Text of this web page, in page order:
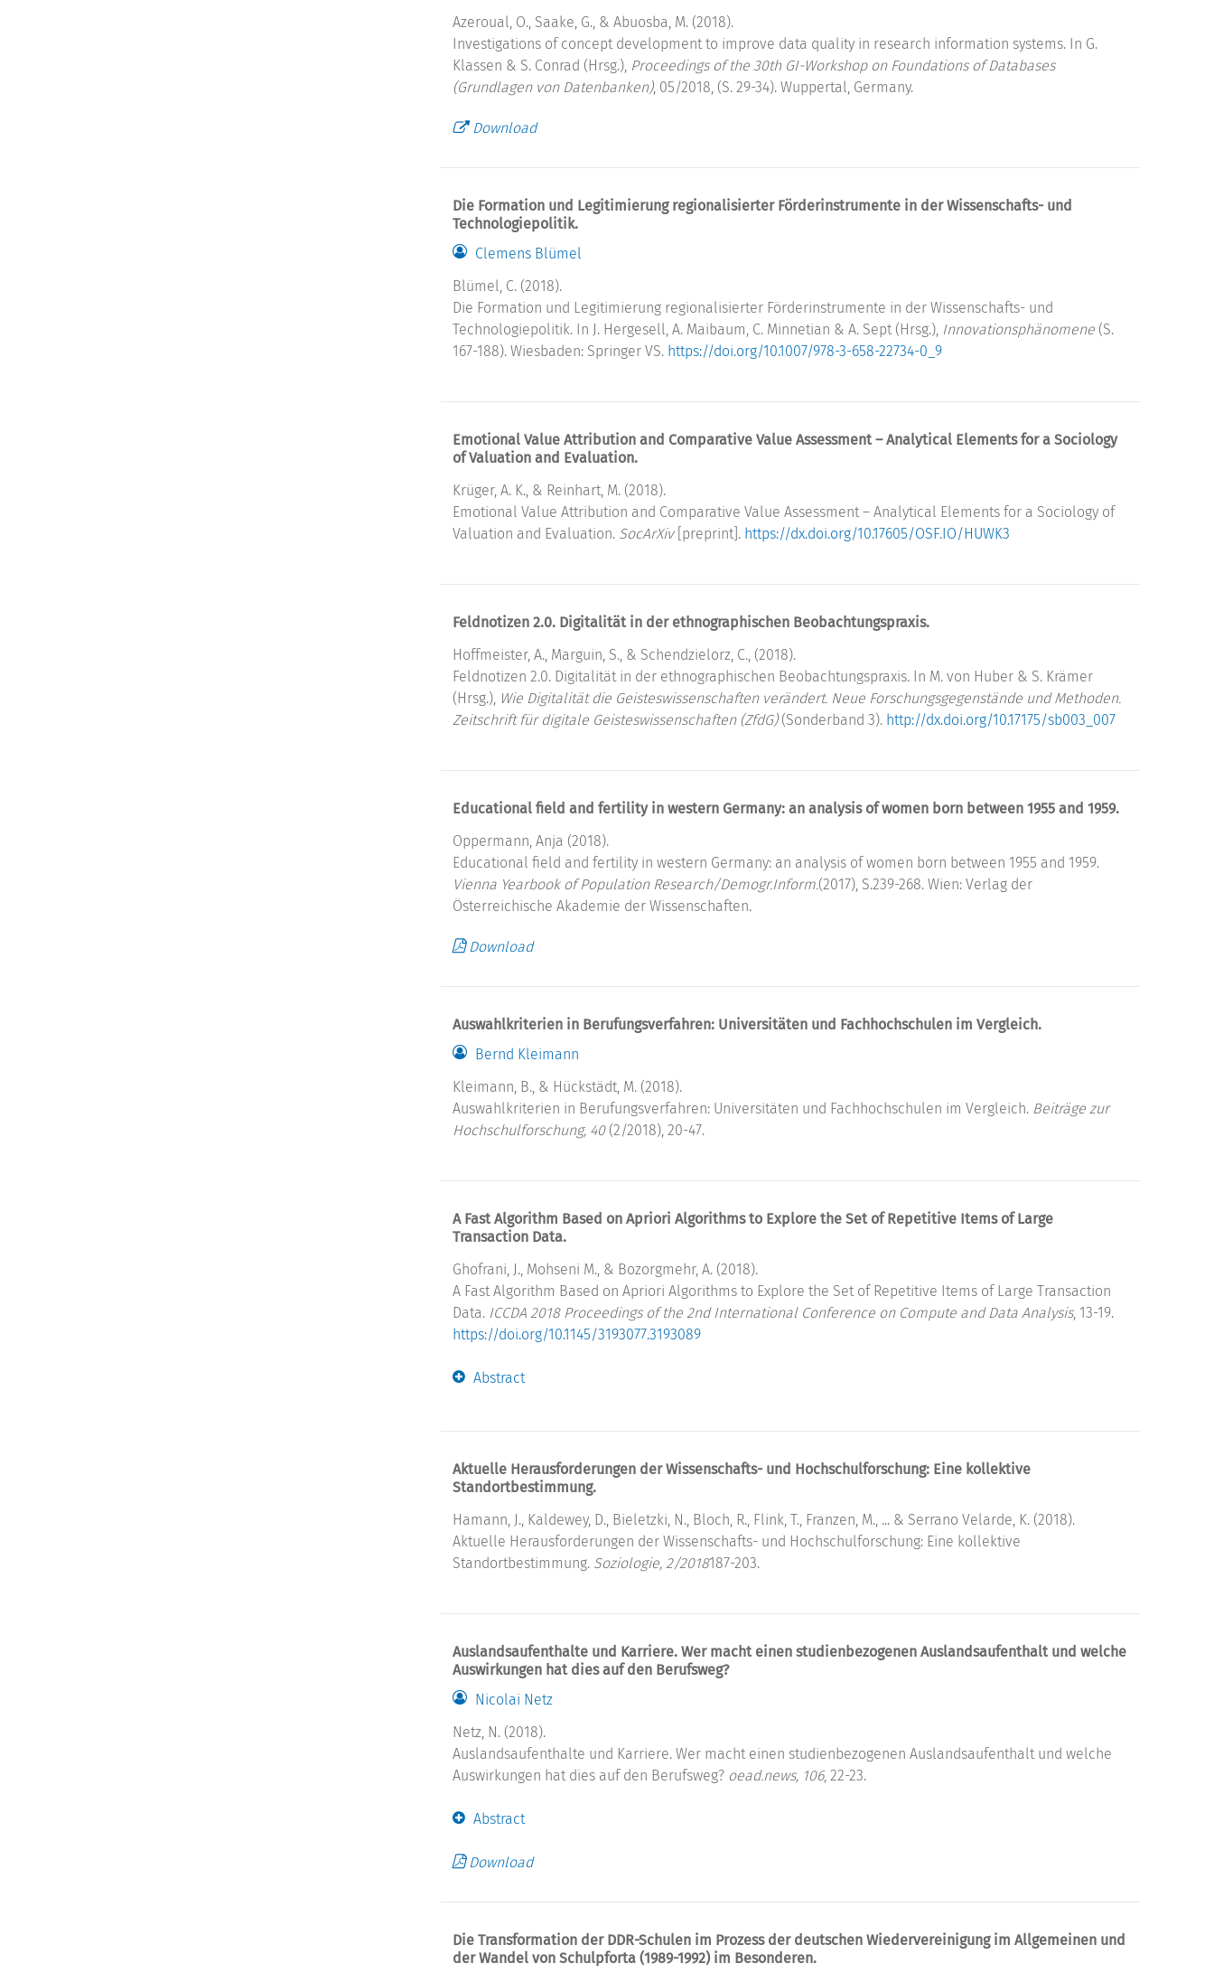
Azeroual, O., Saake, G., & Abuosba, M. (2018).
Investigations of concept development to improve data quality in research information systems. In G.
Klassen & S. Conrad (Hrsg.), Proceedings of the 30th GI-Workshop on Foundations of Databases
(Grundlagen von Datenbanken), 05/2018, (S. 29-34). Wuppertal, Germany.
Download
Die Formation und Legitimierung regionalisierter Förderinstrumente in der Wissenschafts- und
Technologiepolitik.
Clemens Blümel
Blümel, C. (2018).
Die Formation und Legitimierung regionalisierter Förderinstrumente in der Wissenschafts- und
Technologiepolitik. In J. Hergesell, A. Maibaum, C. Minnetian & A. Sept (Hrsg.), Innovationsphänomene (S.
167-188). Wiesbaden: Springer VS. https://doi.org/10.1007/978-3-658-22734-0_9
Emotional Value Attribution and Comparative Value Assessment – Analytical Elements for a Sociology
of Valuation and Evaluation.
Krüger, A. K., & Reinhart, M. (2018).
Emotional Value Attribution and Comparative Value Assessment – Analytical Elements for a Sociology of
Valuation and Evaluation. SocArXiv[preprint]. https://dx.doi.org/10.17605/OSF.IO/HUWK3
Feldnotizen 2.0. Digitalität in der ethnographischen Beobachtungspraxis.
Hoffmeister, A., Marguin, S., & Schendzielorz, C., (2018).
Feldnotizen 2.0. Digitalität in der ethnographischen Beobachtungspraxis. In M. von Huber & S. Krämer
(Hrsg.), Wie Digitalität die Geisteswissenschaften verändert. Neue Forschungsgegenstände und Methoden.
Zeitschrift für digitale Geisteswissenschaften (ZfdG)(Sonderband 3). http://dx.doi.org/10.17175/sb003_007
Educational field and fertility in western Germany: an analysis of women born between 1955 and 1959.
Oppermann, Anja (2018).
Educational field and fertility in western Germany: an analysis of women born between 1955 and 1959.
Vienna Yearbook of Population Research/Demogr.Inform. (2017), S.239-268. Wien: Verlag der
Österreichische Akademie der Wissenschaften.
Download
Auswahlkriterien in Berufungsverfahren: Universitäten und Fachhochschulen im Vergleich.
Bernd Kleimann
Kleimann, B., & Hückstädt, M. (2018).
Auswahlkriterien in Berufungsverfahren: Universitäten und Fachhochschulen im Vergleich. Beiträge zur
Hochschulforschung, 40(2/2018), 20-47.
A Fast Algorithm Based on Apriori Algorithms to Explore the Set of Repetitive Items of Large
Transaction Data.
Ghofrani, J., Mohseni M., & Bozorgmehr, A. (2018).
A Fast Algorithm Based on Apriori Algorithms to Explore the Set of Repetitive Items of Large Transaction
Data. ICCDA 2018 Proceedings of the 2nd International Conference on Compute and Data Analysis, 13-19.
https://doi.org/10.1145/3193077.3193089
Abstract
Aktuelle Herausforderungen der Wissenschafts- und Hochschulforschung: Eine kollektive
Standortbestimmung.
Hamann, J., Kaldewey, D., Bieletzki, N., Bloch, R., Flink, T., Franzen, M., ... & Serrano Velarde, K. (2018).
Aktuelle Herausforderungen der Wissenschafts- und Hochschulforschung: Eine kollektive
Standortbestimmung. Soziologie, 2/2018187-203.
Auslandsaufenthalte und Karriere. Wer macht einen studienbezogenen Auslandsaufenthalt und welche
Auswirkungen hat dies auf den Berufsweg?
Nicolai Netz
Netz, N. (2018).
Auslandsaufenthalte und Karriere. Wer macht einen studienbezogenen Auslandsaufenthalt und welche
Auswirkungen hat dies auf den Berufsweg? oead.news, 106, 22-23.
Abstract
Download
Die Transformation der DDR-Schulen im Prozess der deutschen Wiedervereinigung im Allgemeinen und
der Wandel von Schulpforta (1989-1992) im Besonderen.